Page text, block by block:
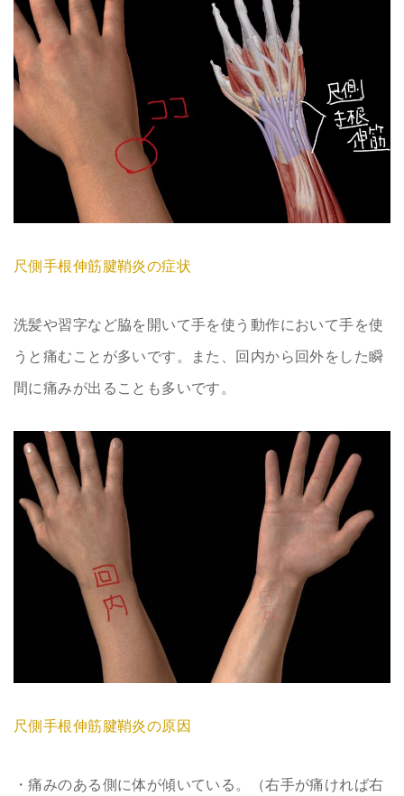
尺側手根伸筋腱鞘炎の症状
洗髪や習字など脇を開いて手を使う動作において手を使
うと痛むことが多いです。また、回内から回外をした瞬
間に痛みが出ることも多いです。
尺側手根伸筋腱鞘炎の原因
・痛みのある側に体が傾いている。（右手が痛ければ右